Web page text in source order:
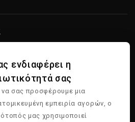
Χερσονήσου, 70014
ενδιαφέρει η
σας
να σας προσφέρουμε μια
εμπειρία αγορών, ο
μας χρησιμοποιεί